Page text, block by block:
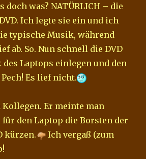
doch was? NATÜRLICH – die
Ich legte sie ein und ich
typische Musik, während
ab. So. Nun schnell die DVD
Laptops einlegen und den
Es lief nicht.
Er meinte man
den Laptop die Borsten der
kürzen.
Ich vergaß (zum